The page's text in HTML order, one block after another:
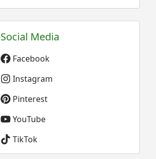
Social Media
Facebook
Instagram
Pinterest
YouTube
TikTok